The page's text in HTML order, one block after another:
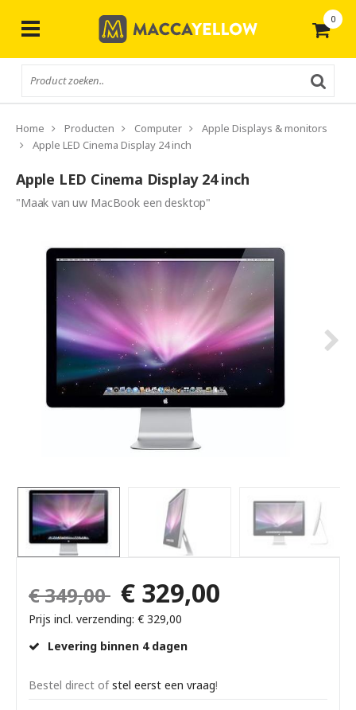
0
Home Producten Computer
Apple Displays & monitors
Apple LED Cinema Display 24 inch
Apple LED Cinema Display 24 inch
"Maak van uw MacBook een desktop"
€ 349,00 € 329,00
Prijs incl. verzending: € 329,00
Levering binnen 4 dagen
Bestel direct ofstel eerst een vraag!